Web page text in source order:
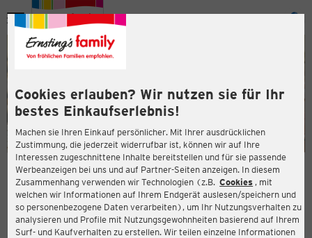
Cookies erlauben? Wir nutzen sie für Ihr
bestes Einkaufserlebnis!
Machen sie Ihren Einkauf persönlicher. Mit Ihrer ausdrücklichen
Zustimmung, die jederzeit widerrufbar ist, können wir auf Ihre
Interessen zugeschnittene Inhalte bereitstellen und für sie passende
Werbeanzeigen bei uns und auf Partner-Seiten anzeigen. In diesem
Zusammenhang verwenden wir Technologien (z.B. Cookies , mit
welchen wir Informationen auf Ihrem Endgerät auslesen/speichern und
so personenbezogene Daten verarbeiten), um Ihr Nutzungsverhalten zu
analysieren und Profile mit Nutzungsgewohnheiten basierend auf Ihrem
Surf- und Kaufverhalten zu erstellen. Wir teilen einzelne Informationen
Menü
ERNSTING'S FAMILY FILIALE
Am Markt 12
16727 Velten